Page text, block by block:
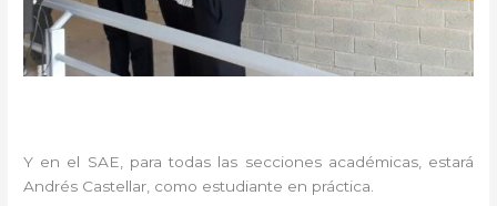
Y en el SAE, para todas las secciones académicas, estará
Andrés Castellar, como estudiante en práctica.